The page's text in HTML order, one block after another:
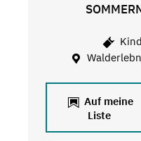
Auf meine
Liste